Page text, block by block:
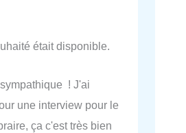
était disponible.
! J'ai
une interview pour le
ça c'est très bien